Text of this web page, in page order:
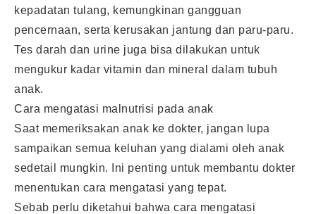
kepadatan tulang, kemungkinan gangguan
pencernaan, serta kerusakan jantung dan paru-paru.
Tes darah dan urine juga bisa dilakukan untuk
mengukur kadar vitamin dan mineral dalam tubuh
anak.
Cara mengatasi malnutrisi pada anak
Saat memeriksakan anak ke dokter, jangan lupa
sampaikan semua keluhan yang dialami oleh anak
sedetail mungkin. Ini penting untuk membantu dokter
menentukan cara mengatasi yang tepat.
Sebab perlu diketahui bahwa cara mengatasi